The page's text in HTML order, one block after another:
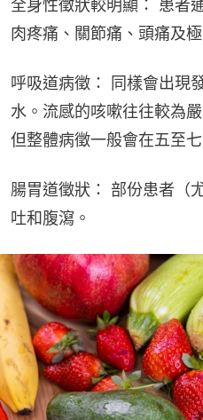
全身性徵狀較明顯： 患者
肉疼痛、關節痛、頭痛及極
呼吸道病徵： 同樣會出現
水。流感的咳嗽往往較為
但整體病徵一般會在五至
腸胃道徵狀： 部份患者（
吐和腹瀉。